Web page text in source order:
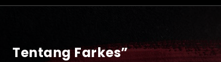
Tentang Farkes”